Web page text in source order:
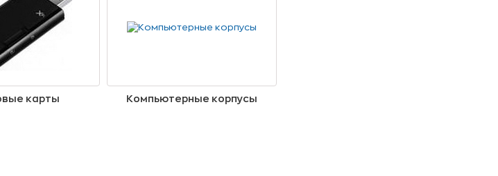
карты Компьютерные корпусы